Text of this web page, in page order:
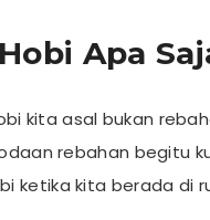
Apa
kita asal bukan
rebahan begitu
ketika kita berada di